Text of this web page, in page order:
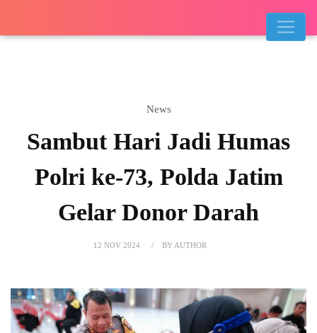
News
Sambut Hari Jadi Humas
Polri ke-73, Polda Jatim
Gelar Donor Darah
12 NOV 2024 BY AUTHOR